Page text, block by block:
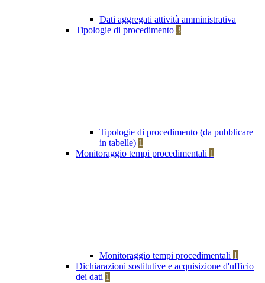
Dati aggregati attività amministrativa
Tipologie di procedimento 3
Tipologie di procedimento (da pubblicare
in tabelle) 1
Monitoraggio tempi procedimentali 1
Monitoraggio tempi procedimentali 1
Dichiarazioni sostitutive e acquisizione d'ufficio
dei dati 1